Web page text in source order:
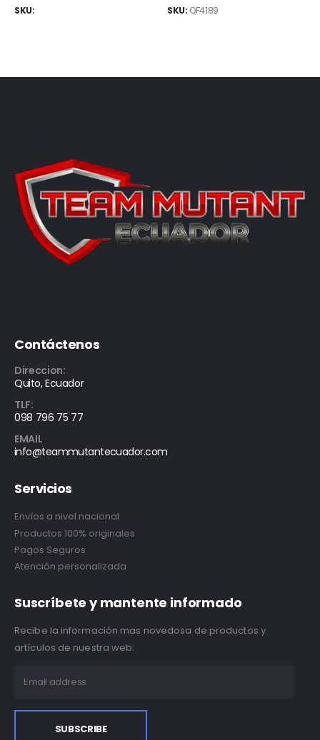
SKU:
$65,00.
SKU: QF4189
Contáctenos
Direccion:
Quito, Ecuador
TLF:
098 796 75 77
EMAIL
info@teammutantecuador.com
Servicios
Envíos a nivel nacional
Productos 100% originales
Pagos Seguros
Atención personalizada
Suscríbete y mantente informado
Recibe la información mas novedosa de productos y
artículos de nuestra web: